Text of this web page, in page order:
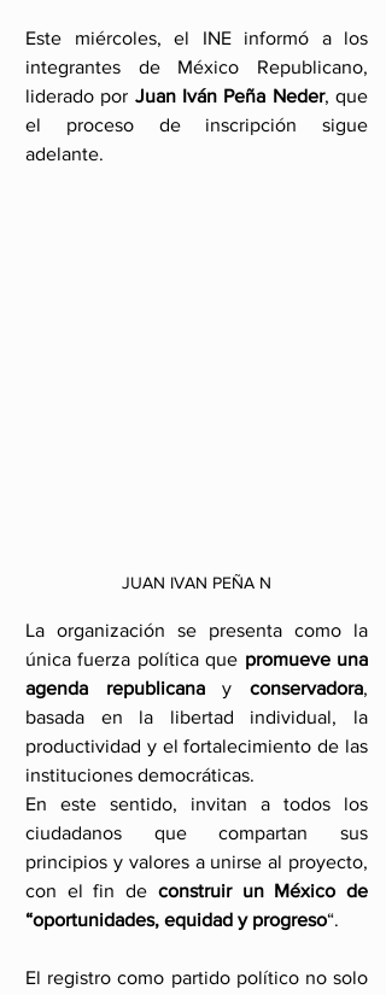
Este miércoles, el INE informó a los
integrantes de México Republicano,
liderado por Juan Iván Peña Neder, que
el proceso de inscripción sigue
adelante.
JUAN IVAN PEÑA N
La organización se presenta como la
única fuerza política que promueve una
agenda republicana y conservadora,
basada en la libertad individual, la
productividad y el fortalecimiento de las
instituciones democráticas.
En este sentido, invitan a todos los
ciudadanos que compartan sus
principios y valores a unirse al proyecto,
con el fin de construir un México de
“oportunidades, equidad y progreso“.
El registro como partido político no solo